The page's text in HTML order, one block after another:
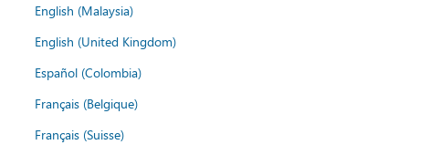
English (Malaysia)
English (United Kingdom)
Español (Colombia)
Français (Belgique)
Français (Suisse)